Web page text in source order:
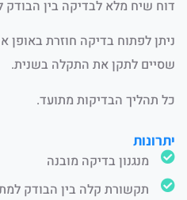
דוח שיח מלא לבדיקה בין הבודק
ניתן לפתוח בדיקה חוזרת
שסיים לתקן את התקלה בשנית.​
כל תהליך הבדיקות מתועד.​
יתרונות
מנגנון בדיקה מובנה
תקשורת קלה בין הבודק